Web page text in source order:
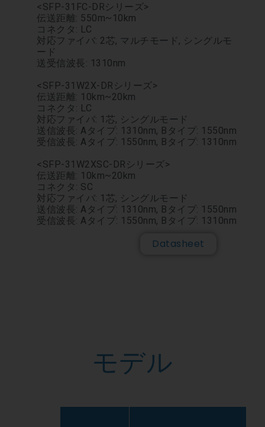
<SFP-31FC-DRシリーズ>
伝送距離: 550m~10km
コネクタ: LC
対応ファイバ: 2芯, マルチモード, シングルモ
ード
送受信波長: 1310nm
<SFP-31W2X-DRシリーズ>
伝送距離: 10km~20km
コネクタ: LC
対応ファイバ: 1芯, シングルモード
送信波長: Aタイプ: 1310nm, Bタイプ: 1550nm
受信波長: Aタイプ: 1550nm, Bタイプ: 1310nm
<SFP-31W2XSC-DRシリーズ>
伝送距離: 10km~20km
コネクタ: SC
対応ファイバ: 1芯, シングルモード
送信波長: Aタイプ: 1310nm, Bタイプ: 1550nm
受信波長: Aタイプ: 1550nm, Bタイプ: 1310nm
Datasheet
モデル